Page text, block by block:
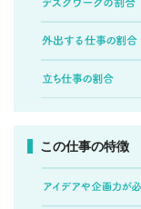
この仕事の特徴